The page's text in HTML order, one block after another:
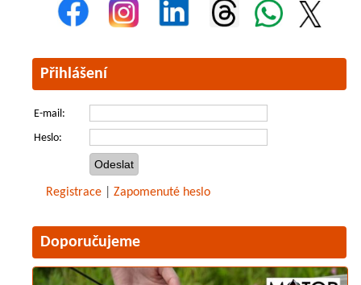
Přihlášení
E-mail:
Heslo:
Registrace Zapomenuté heslo
Doporučujeme